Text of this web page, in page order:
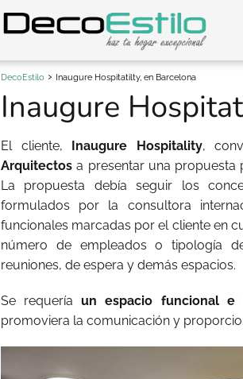
DecoEstilo Inaugure Hospitatilty, en Barcelona
Inaugure
El cliente, Inaugure Hospitality,
Arquitectos a presentar una propuesta
La propuesta debía seguir los
formulados por la consultora
funcionales marcadas por el cliente en
número de empleados o tipología
reuniones, de espera y demás espacios.
Se requería un espacio funcional e
promoviera la comunicación y